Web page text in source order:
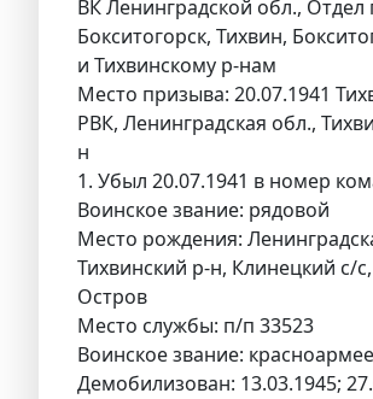
ВК Ленинградской обл., Отдел
Бокситогорск, Тихвин,
и Тихвинскому р-нам
Место призыва: 20.07.1941
РВК, Ленинградская обл.,
н
1. Убыл 20.07.1941 в номер
Воинское звание: рядовой
Место рождения:
Тихвинский р-н, Клинецкий с/
Остров
Место службы: п/п 33523
Воинское звание:
Демобилизован: 13.03.1945;